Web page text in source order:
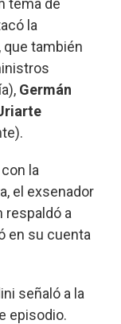
tema de
la
que también
Germán
la
el exsenador
respaldó a
en su cuenta
señaló a la
episodio.